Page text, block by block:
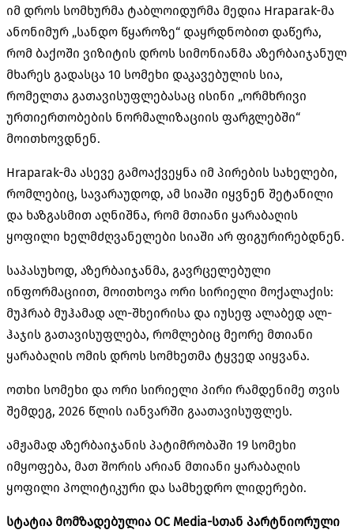
იმ დროს სომხურმა ტაბლოიდურმა მედია Hraparak-მა
ანონიმურ „სანდო წყაროზე“ დაყრდნობით დაწერა,
რომ ბაქოში ვიზიტის დროს სიმონიანმა აზერბაიჯანულ
მხარეს გადასცა 10 სომეხი დაკავებულის სია,
რომელთა გათავისუფლებასაც ისინი „ორმხრივი
ურთიერთობების ნორმალიზაციის ფარგლებში“
მოითხოვდნენ.
Hraparak-მა ასევე გამოაქვეყნა იმ პირების სახელები,
რომლებიც, სავარაუდოდ, ამ სიაში იყვნენ შეტანილი
და ხაზგასმით აღნიშნა, რომ მთიანი ყარაბაღის
ყოფილი ხელმძღვანელები სიაში არ ფიგურირებდნენ.
საპასუხოდ, აზერბაიჯანმა, გავრცელებული
ინფორმაციით, მოითხოვა ორი სირიელი მოქალაქის:
მუჰრაბ მუჰამად ალ-შხეირისა და იუსეფ ალაბედ ალ-
ჰაჯის გათავისუფლება, რომლებიც მეორე მთიანი
ყარაბაღის ომის დროს სომხეთმა ტყვედ აიყვანა.
ოთხი სომეხი და ორი სირიელი პირი რამდენიმე თვის
შემდეგ, 2026 წლის იანვარში გაათავისუფლეს.
ამჟამად აზერბაიჯანის პატიმრობაში 19 სომეხი
იმყოფება, მათ შორის არიან მთიანი ყარაბაღის
ყოფილი პოლიტიკური და სამხედრო ლიდერები.
სტატია მომზადებულია OC Media-სთან პარტნიორული